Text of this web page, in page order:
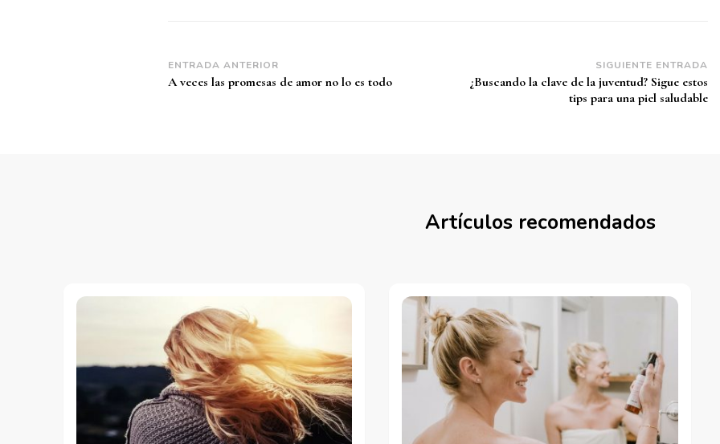
Navegación
de
ENTRADA ANTERIOR
A veces las promesas de amor no lo es todo
SIGUIENTE ENTRADA
¿Buscando la clave de la juventud? Sigue estos
tips para una piel saludable
Artículos recomendados